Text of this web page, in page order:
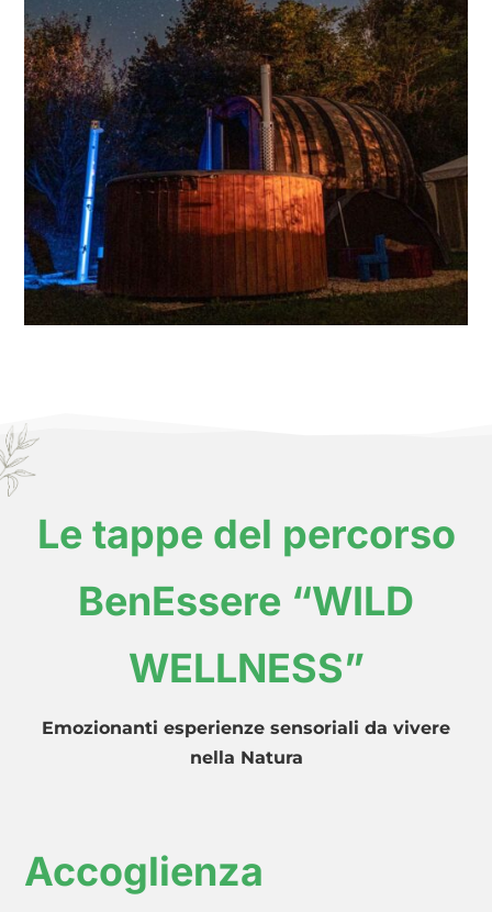
Le tappe del percorso
BenEssere “WILD
WELLNESS”
Emozionanti esperienze sensoriali da vivere
nella Natura
Accoglienza